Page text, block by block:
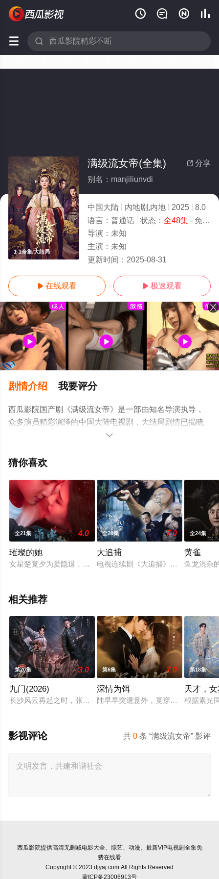
   
 
1-1全集/大结局
 分享
满级流女帝(全集)
别名：manjiliunvdi
中国大陆 内地剧,内地 2025
8.0
语言： 普通话 状态： 全48集- 免费在线观看
导演： 未知
主演： 未知
更新时间： 2025-08-31
 在线观看  极速观看
剧情介绍 我要评分
西瓜影院国产剧《满级流女帝》是一部由知名导演执导，
众多演员精彩演绎的中国大陆电视剧，大结局剧情已揭晓
（1-1全集），手机免费观看高清未删减完整版电视剧全集
或剧情网等平台了解。

猜你喜欢
全21集 4.0
璀璨的她
女星楚竟夕为爱隐退，却遭未婚夫齐思秦背叛，她在婚礼上揭
全20集 7.0
大追捕
电视连续剧《大追捕》讲述了在一场
全24集
黄雀
鱼龙混杂
相关推荐
第20集 3.0
九门(2026)
长沙风云再起之时，张启山（陈伟霆 饰）与吴老狗（曾舜晞 饰
第6集 7.0
深情为饵
陆早早突遭意外，竟穿越成民国少
第18集
天才，
根据素光
共0 条 “满级流女帝” 影评
影视评论
西瓜影院提供高清无删减电影大全、综艺、动漫、最新VIP电视剧全集免
费在线看
Copyright © 2023 djyaj.com All Rights Reserved
蒙ICP备23006913号